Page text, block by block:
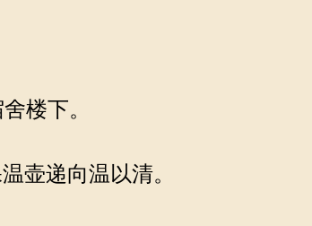
楼下。
壶递向温以清。